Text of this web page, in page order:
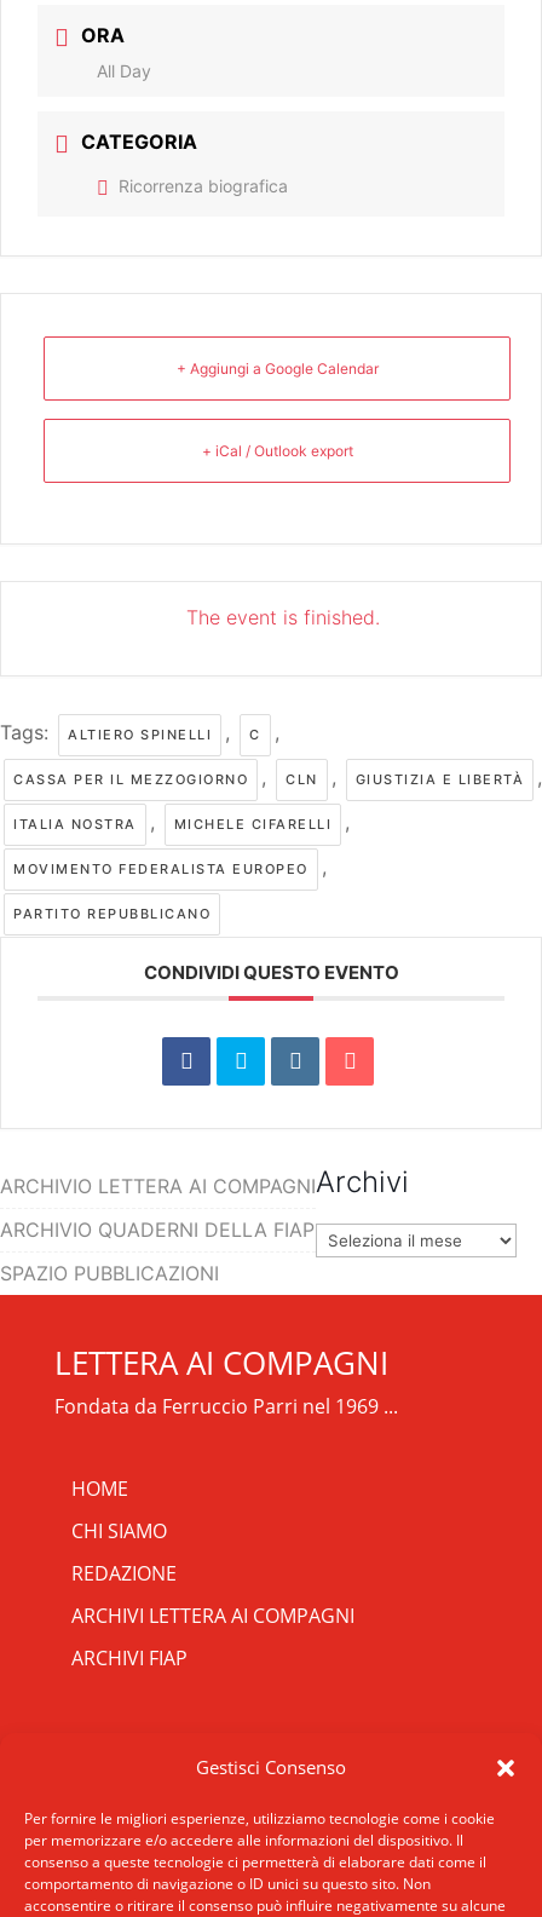
Gestisci Consenso
Per fornire le migliori esperienze, utilizziamo tecnologie come i cookie
per memorizzare e/o accedere alle informazioni del dispositivo. Il
consenso a queste tecnologie ci permetterà di elaborare dati come il
comportamento di navigazione o ID unici su questo sito. Non
acconsentire o ritirare il consenso può influire negativamente su alcune
ORA
All Day
CATEGORIA
Ricorrenza biografica
+ Aggiungi a Google Calendar
+ iCal / Outlook export
The event is finished.
Tags: ALTIERO SPINELLI , C ,
CASSA PER IL MEZZOGIORNO , CLN , GIUSTIZIA E LIBERTÀ ,
ITALIA NOSTRA , MICHELE CIFARELLI ,
MOVIMENTO FEDERALISTA EUROPEO ,
PARTITO REPUBBLICANO
CONDIVIDI QUESTO EVENTO
ARCHIVIO LETTERA AI COMPAGNI
ARCHIVIO QUADERNI DELLA FIAP
SPAZIO PUBBLICAZIONI
Archivi
Archivi
LETTERA AI COMPAGNI
Fondata da Ferruccio Parri nel 1969 ...
HOME
CHI SIAMO
REDAZIONE
ARCHIVI LETTERA AI COMPAGNI
ARCHIVI FIAP
INDIRIZZO
ROMA: Via San Francesco di Sales 5, 00165
Roma
+A
Alto Contrasto
Modalità Scura
Disattiva Immagini